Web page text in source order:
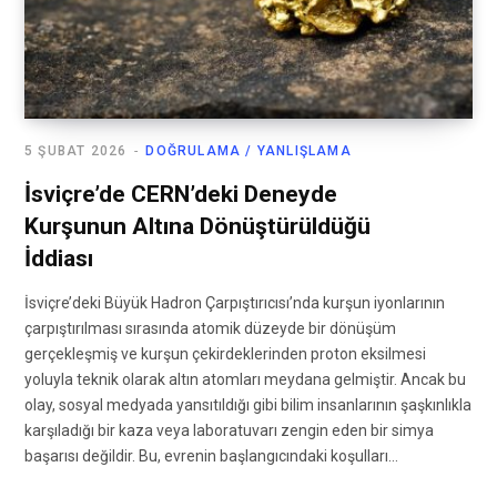
DOĞRULAMA / YANLIŞLAMA
5 ŞUBAT 2026
İsviçre’de CERN’deki Deneyde
Kurşunun Altına Dönüştürüldüğü
İddiası
İsviçre’deki Büyük Hadron Çarpıştırıcısı’nda kurşun iyonlarının
çarpıştırılması sırasında atomik düzeyde bir dönüşüm
gerçekleşmiş ve kurşun çekirdeklerinden proton eksilmesi
yoluyla teknik olarak altın atomları meydana gelmiştir. Ancak bu
olay, sosyal medyada yansıtıldığı gibi bilim insanlarının şaşkınlıkla
karşıladığı bir kaza veya laboratuvarı zengin eden bir simya
başarısı değildir. Bu, evrenin başlangıcındaki koşulları…